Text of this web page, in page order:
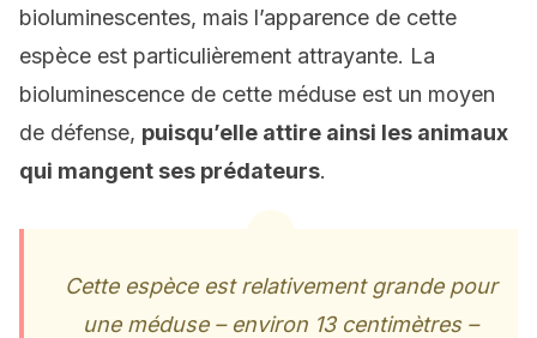
bioluminescentes, mais l’apparence de cette
espèce est particulièrement attrayante. La
bioluminescence de cette méduse est un moyen
de défense, puisqu’elle attire ainsi les animaux
qui mangent ses prédateurs.
Cette espèce est relativement grande pour
une méduse – environ 13 centimètres –